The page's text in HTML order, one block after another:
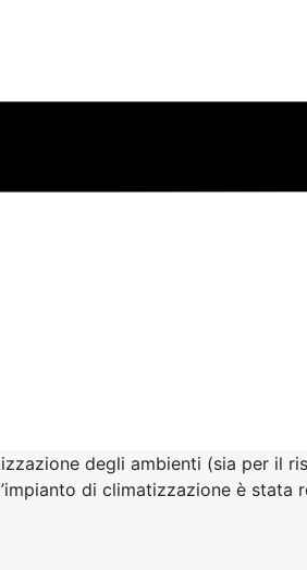
degli ambienti (sia per il
di climatizzazione è stata